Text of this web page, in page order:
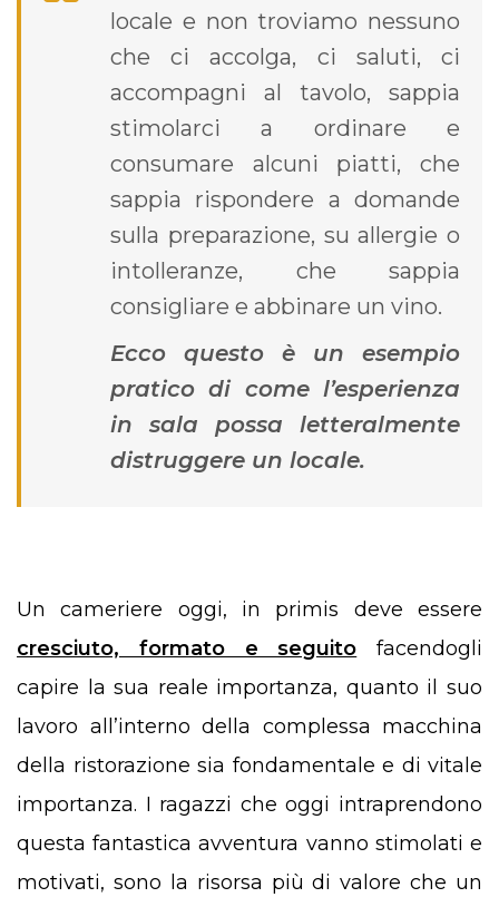
locale e non troviamo nessuno
che ci accolga, ci saluti, ci
accompagni al tavolo, sappia
stimolarci a ordinare e
consumare alcuni piatti, che
sappia rispondere a domande
sulla preparazione, su allergie o
intolleranze, che sappia
consigliare e abbinare un vino.
Ecco questo è un esempio
pratico di come l’esperienza
in sala possa letteralmente
distruggere un locale.
Un cameriere oggi, in primis deve essere
cresciuto, formato e seguito facendogli
capire la sua reale importanza, quanto il suo
lavoro all’interno della complessa macchina
della ristorazione sia fondamentale e di vitale
importanza. I ragazzi che oggi intraprendono
questa fantastica avventura vanno stimolati e
motivati, sono la risorsa più di valore che un